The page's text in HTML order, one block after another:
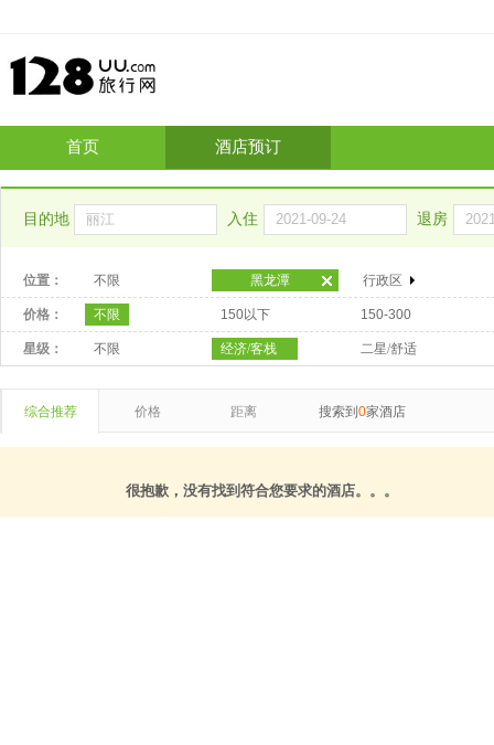
首页 酒店预订
目的地 入住 退房
位置： 不限 黑龙潭 行政区
价格： 不限 150以下 150-300
星级： 不限 经济/客栈 二星/舒适
综合推荐 价格 距离 搜索到 0家酒店
很抱歉，没有找到符合您要求的酒店。。。